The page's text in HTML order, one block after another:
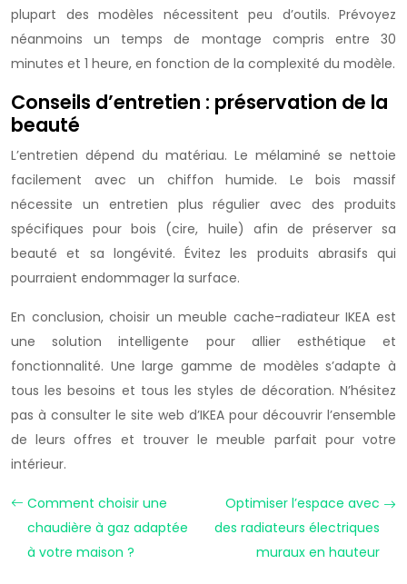
plupart des modèles nécessitent peu d’outils. Prévoyez
néanmoins un temps de montage compris entre 30
minutes et 1 heure, en fonction de la complexité du modèle.
Conseils d’entretien : préservation de la
beauté
L’entretien dépend du matériau. Le mélaminé se nettoie
facilement avec un chiffon humide. Le bois massif
nécessite un entretien plus régulier avec des produits
spécifiques pour bois (cire, huile) afin de préserver sa
beauté et sa longévité. Évitez les produits abrasifs qui
pourraient endommager la surface.
En conclusion, choisir un meuble cache-radiateur IKEA est
une solution intelligente pour allier esthétique et
fonctionnalité. Une large gamme de modèles s’adapte à
tous les besoins et tous les styles de décoration. N’hésitez
pas à consulter le site web d’IKEA pour découvrir l’ensemble
de leurs offres et trouver le meuble parfait pour votre
intérieur.
Comment choisir une
chaudière à gaz adaptée
à votre maison ?
Optimiser l’espace avec
des radiateurs électriques
muraux en hauteur